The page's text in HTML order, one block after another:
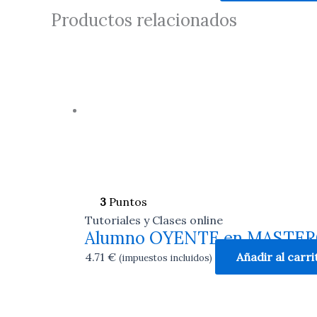
Productos relacionados
3 Puntos
Tutoriales y Clases online
Alumno OYENTE en
4.71 € (impuestos incluidos) Añadir al